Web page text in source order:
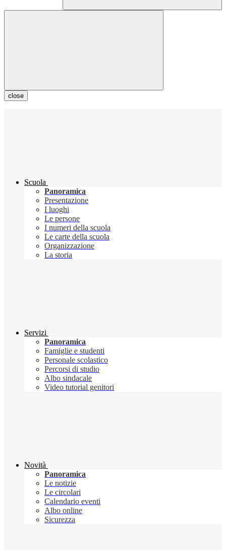
close
Scuola
Panoramica
Presentazione
I luoghi
Le persone
I numeri della scuola
Le carte della scuola
Organizzazione
La storia
Servizi
Panoramica
Famiglie e studenti
Personale scolastico
Percorsi di studio
Albo sindacale
Video tutorial genitori
Novità
Panoramica
Le notizie
Le circolari
Calendario eventi
Albo online
Sicurezza